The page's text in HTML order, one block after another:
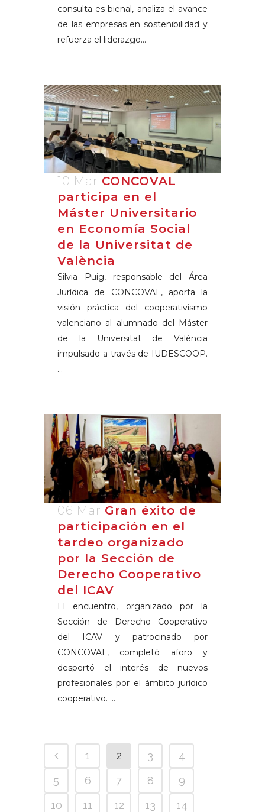
consulta es bienal, analiza el avance
de las empresas en sostenibilidad y
refuerza el liderazgo...
10 Mar CONCOVAL
participa en el
Máster Universitario
en Economía Social
de la Universitat de
València
Silvia Puig, responsable del Área
Jurídica de CONCOVAL, aporta la
visión práctica del cooperativismo
valenciano al alumnado del Máster
de la Universitat de València
impulsado a través de IUDESCOOP.
...
06 Mar Gran éxito de
participación en el
tardeo organizado
por la Sección de
Derecho Cooperativo
del ICAV
El encuentro, organizado por la
Sección de Derecho Cooperativo
del ICAV y patrocinado por
CONCOVAL, completó aforo y
despertó el interés de nuevos
profesionales por el ámbito jurídico
cooperativo. ...
1 2 3
4
5
6 7 8
9
10
11 12 13
14